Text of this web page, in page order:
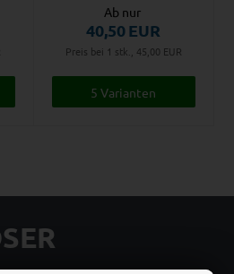
Ab nur
40,50EUR
Preis bei 1 stk., 45,00 EUR
5 Varianten